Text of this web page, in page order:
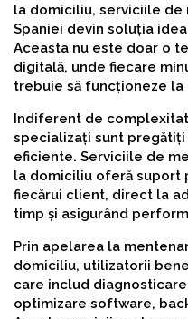
la domiciliu, serviciile de
Spaniei devin soluția
Aceasta nu este doar o
digitală, unde fiecare
trebuie să funcționeze la
Indiferent de
specializați sunt
eficiente. Serviciile de
la domiciliu oferă
fiecărui client, direct la
timp și asigurând
Prin apelarea la
domiciliu, utilizatorii
care includ
optimizare software,